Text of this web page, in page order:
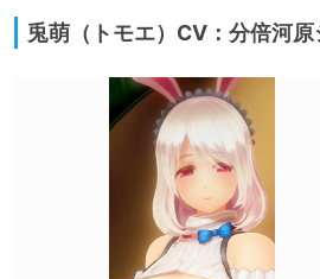
兎萌（トモエ）CV：分倍河原